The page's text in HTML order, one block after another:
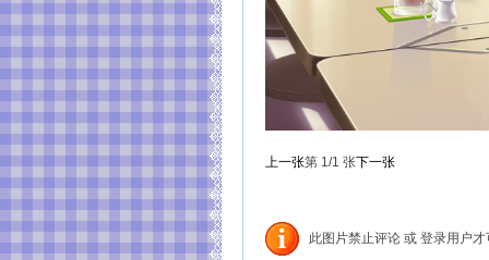
上一张第 1/1 张下一张
此图片禁止评论 或 登录用户才